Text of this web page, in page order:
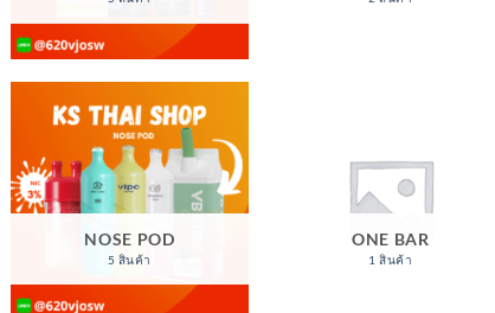
NOSE POD
5 สินค้า
ONE BAR
1 สินค้า